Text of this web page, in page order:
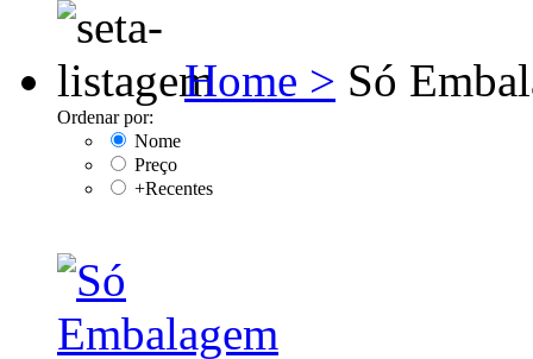
Home > Só
Ordenar por:
Nome
Preço
+Recentes